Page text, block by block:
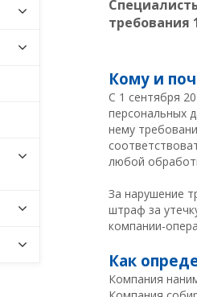
требования
Кому и
C 1 сентября
персональных
нему
любой
За нарушение
штраф за
компании-
Как
Компания